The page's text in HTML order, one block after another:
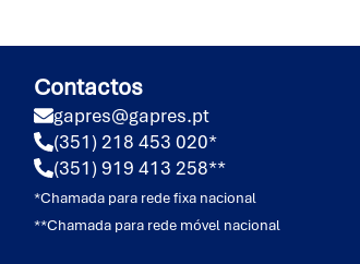
Contactos
gapres@gapres.pt
(351) 218 453 020*
(351) 919 413 258**
*Chamada para rede fixa nacional
**Chamada para rede móvel nacional